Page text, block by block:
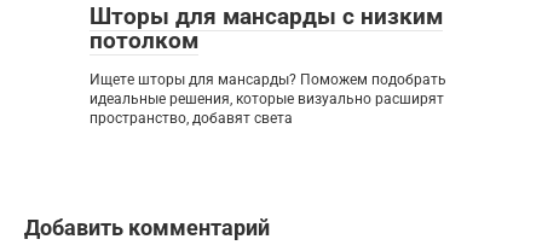
Шторы для мансарды с низким
потолком
Ищете шторы для мансарды? Поможем подобрать
идеальные решения, которые визуально расширят
пространство, добавят света
Добавить комментарий